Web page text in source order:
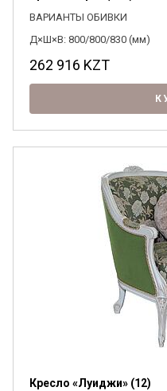
ВАРИАНТЫ ОБИВКИ
Д×Ш×В: 800/800/830 (мм)
262 916 KZT
Кресло «Луиджи» (12)